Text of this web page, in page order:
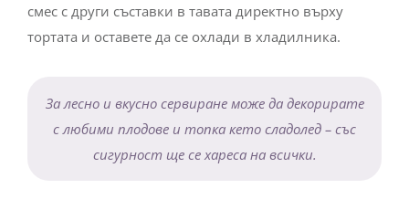
смес с други съставки в тавата директно върху
тортата и оставете да се охлади в хладилника.
За лесно и вкусно сервиране може да декорирате
с любими плодове и топка кето сладолед – със
сигурност ще се хареса на всички.